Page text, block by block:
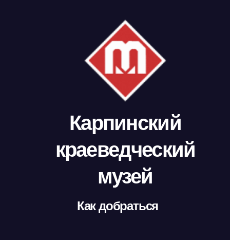
Карпинский
краеведческий
музей
Как добраться